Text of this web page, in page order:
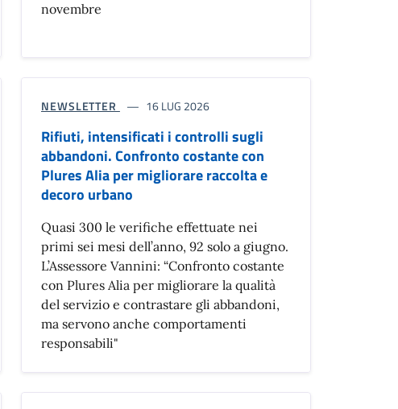
novembre
NEWSLETTER 16 LUG 2026
Rifiuti, intensificati i controlli sugli
abbandoni. Confronto costante con
Plures Alia per migliorare raccolta e
decoro urbano
Quasi 300 le verifiche effettuate nei
primi sei mesi dell’anno, 92 solo a giugno.
L’Assessore Vannini: “Confronto costante
con Plures Alia per migliorare la qualità
del servizio e contrastare gli abbandoni,
ma servono anche comportamenti
responsabili"